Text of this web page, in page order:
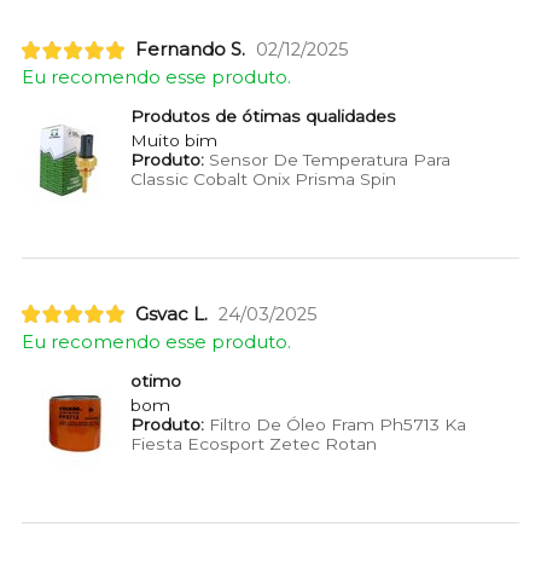
Fernando S. 02/12/2025
Eu recomendo esse produto.
Produtos de ótimas qualidades
Muito bim
Produto:Sensor De Temperatura Para
Classic Cobalt Onix Prisma Spin
Gsvac L. 24/03/2025
Eu recomendo esse produto.
otimo
bom
Produto:Filtro De Óleo Fram Ph5713 Ka
Fiesta Ecosport Zetec Rotan